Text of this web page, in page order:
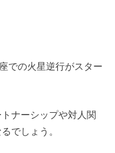
での火星逆行がスター
ナーシップや対人関
でしょう。